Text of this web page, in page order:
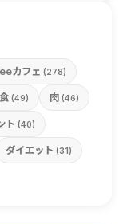
カフェ (278)
(49) 肉 (46)
ト (40)
ダイエット (31)